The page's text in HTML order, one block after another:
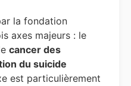
la fondation
axes majeurs : le
cancer des
du suicide
est particulièrement